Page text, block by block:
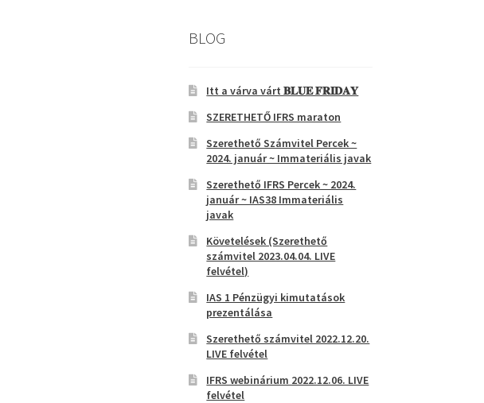
BLOG
Itt a várva várt 𝐁𝐋𝐔𝐄 𝐅𝐑𝐈𝐃𝐀𝐘
SZERETHETŐ IFRS maraton
Szerethető Számvitel Percek ~
2024. január ~ Immateriális javak
Szerethető IFRS Percek ~ 2024.
január ~ IAS38 Immateriális
javak
Követelések (Szerethető
számvitel 2023.04.04. LIVE
felvétel)
IAS 1 Pénzügyi kimutatások
prezentálása
Szerethető számvitel 2022.12.20.
LIVE felvétel
IFRS webinárium 2022.12.06. LIVE
felvétel